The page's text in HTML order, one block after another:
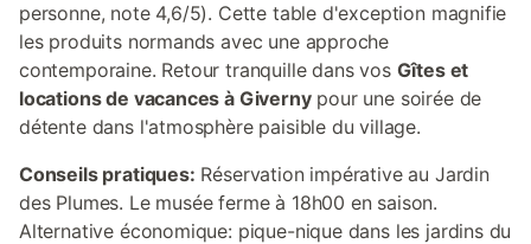
personne, note 4,6/5). Cette table d'exception magnifie
les produits normands avec une approche
contemporaine. Retour tranquille dans vos Gîtes et
locations de vacances à Givernypour une soirée de
détente dans l'atmosphère paisible du village.
Conseils pratiques: Réservation impérative au Jardin
des Plumes. Le musée ferme à 18h00 en saison.
Alternative économique: pique-nique dans les jardins du